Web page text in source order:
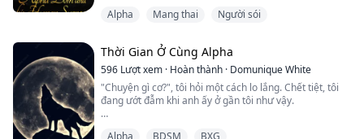
Đột nhiên, cuộc sống của cô bị đảo lộn khi sự nhầm lẫn
tỷ phú bình thường, mà anh ta còn là một người sói
đang tranh cử để trở t...
Alpha Mang thai Người sói
Thời Gian Ở Cùng Alpha
596 Lượt xem · Hoàn thành · Domunique White
"Chuyện gì cơ?", tôi hỏi một cách lo lắng. Chết tiệt, tôi
đang ướt đẫm khi anh ấy ở gần tôi như vậy.
Alpha BDSM BXG